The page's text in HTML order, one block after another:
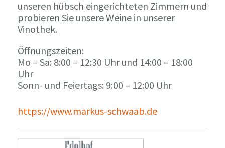
unseren hübsch eingerichteten Zimmern und
probieren Sie unsere Weine in unserer
Vinothek.
Öffnungszeiten:
Mo – Sa: 8:00 – 12:30 Uhr und 14:00 – 18:00
Uhr
Sonn- und Feiertags: 9:00 – 12:00 Uhr
https://www.markus-schwaab.de